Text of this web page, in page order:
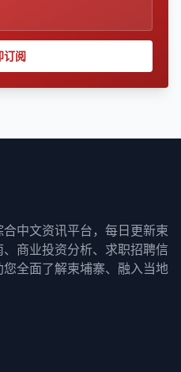
订阅
中文资讯平台，每日更新柬
商业投资分析、求职招聘信
全面了解柬埔寨、融入当地